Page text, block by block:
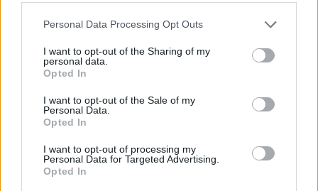
Personal Data Processing Opt Outs
I want to opt-out of the Sharing of my
personal data.
Opted In
I want to opt-out of the Sale of my
Personal Data.
Opted In
I want to opt-out of processing my
Personal Data for Targeted Advertising.
Opted In
ανάρτηση που έκανε
HELLENiQ ENERGY: Κέρδη 393 εκατ. ευρώ στο α' εξάμηνο – Στα 734
Viohalco: Αυξημένος κατά 14%
ο τζίρος στο α' εξάμηνο, στα 4,3
ΥΠΕΘΟΟ: Νέες επενδύσεις 1